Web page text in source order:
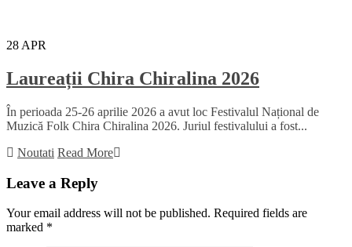
28 APR
Laureații Chira Chiralina 2026
În perioada 25-26 aprilie 2026 a avut loc Festivalul Național de
Muzică Folk Chira Chiralina 2026. Juriul festivalului a fost...
Noutati Read More
Leave a Reply
Your email address will not be published. Required fields are
marked *